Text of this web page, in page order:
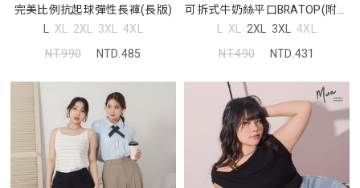
完美比例抗起球彈性長褲(長版)
L XL 2XL 3XL 4XL
NT.990
NTD.485
可拆式牛奶絲平口BRATOP(附胸
墊) Pobra
L XL 2XL 3XL 4XL
NT.490
NTD.431